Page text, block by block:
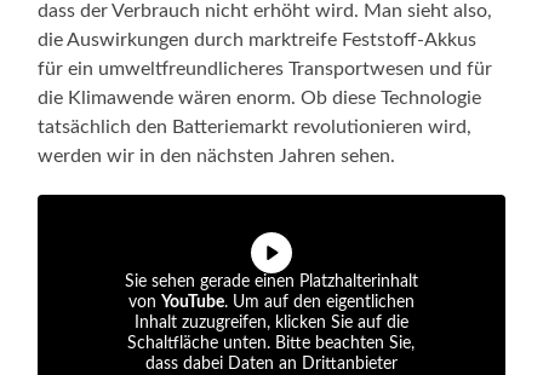
dass der Verbrauch nicht erhöht wird. Man sieht also,
die Auswirkungen durch marktreife Feststoff-Akkus
für ein umweltfreundlicheres Transportwesen und für
die Klimawende wären enorm. Ob diese Technologie
tatsächlich den Batteriemarkt revolutionieren wird,
werden wir in den nächsten Jahren sehen.
Sie sehen gerade einen Platzhalterinhalt
von YouTube. Um auf den eigentlichen
Inhalt zuzugreifen, klicken Sie auf die
Schaltfläche unten. Bitte beachten Sie,
dass dabei Daten an Drittanbieter